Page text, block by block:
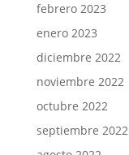
febrero 2023
enero 2023
diciembre 2022
noviembre 2022
octubre 2022
septiembre 2022